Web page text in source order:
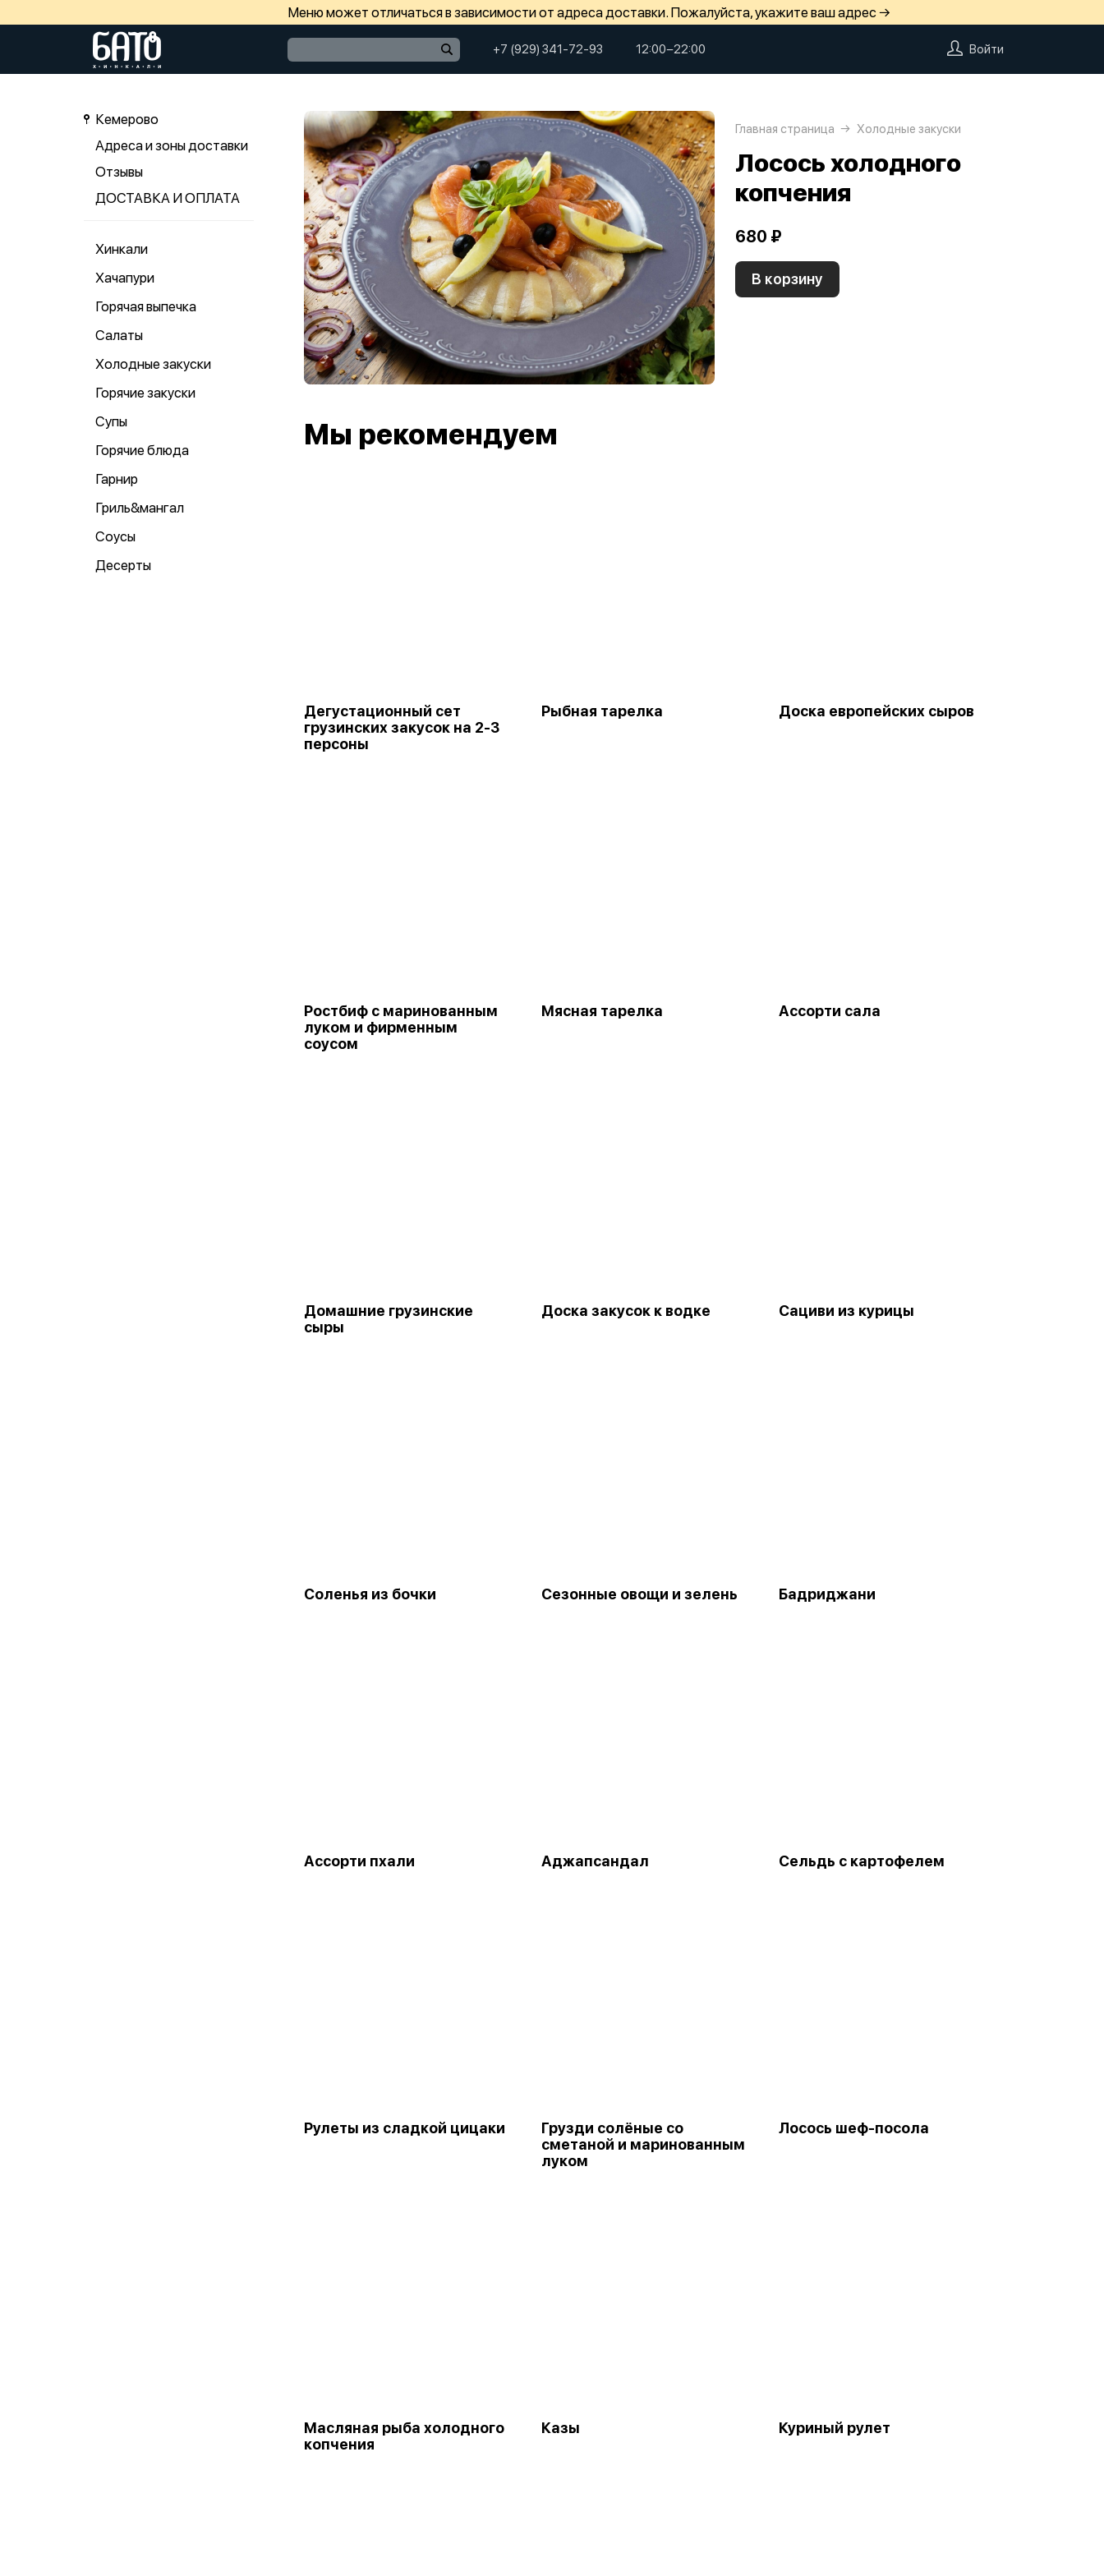
Меню может отличаться в зависимости от адреса доставки. Пожалуйста, укажите ваш адрес →
+7 (929) 341-72-93 12:00−22:00 Войти
Кемерово
Адреса и зоны доставки
Отзывы
ДОСТАВКА И ОПЛАТА
Хинкали
Хачапури
Горячая выпечка
Салаты
Холодные закуски
Горячие закуски
Супы
Горячие блюда
Гарнир
Гриль&мангал
Соусы
Десерты
Главная страница Холодные закуски
Лосось холодного
копчения
680 ₽
В корзину
Мы рекомендуем
Дегустационный сет
грузинских закусок на 2-3
персоны
Рыбная тарелка Доска европейских сыров
Ростбиф с маринованным
луком и фирменным
соусом
Мясная тарелка Ассорти сала
Домашние грузинские
сыры
Доска закусок к водке Сациви из курицы
Соленья из бочки Сезонные овощи и зелень Бадриджани
Ассорти пхали Аджапсандал Сельдь с картофелем
Рулеты из сладкой цицаки
Грузди солёные со
сметаной и маринованным
луком
Лосось шеф-посола
Масляная рыба холодного
копчения
Казы Куриный рулет